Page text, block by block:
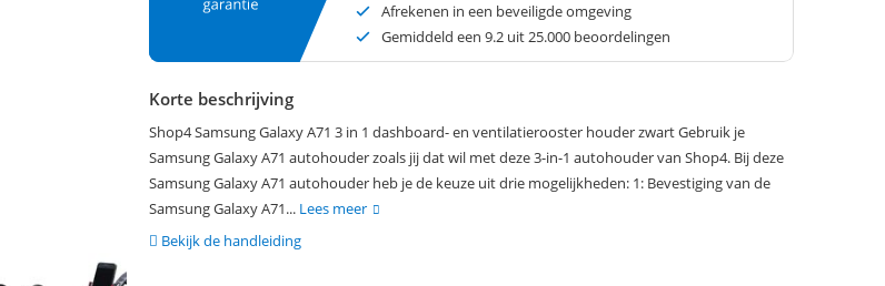
Afrekenen in een beveiligde omgeving
Gemiddeld een 9.2 uit 25.000 beoordelingen
Korte beschrijving
Shop4 Samsung Galaxy A71 3 in 1 dashboard- en ventilatierooster houder zwart Gebruik je
Samsung Galaxy A71 autohouder zoals jij dat wil met deze 3-in-1 autohouder van Shop4. Bij deze
Samsung Galaxy A71 autohouder heb je de keuze uit drie mogelijkheden: 1: Bevestiging van de
Samsung Galaxy A71... Lees meer
Bekijk de handleiding